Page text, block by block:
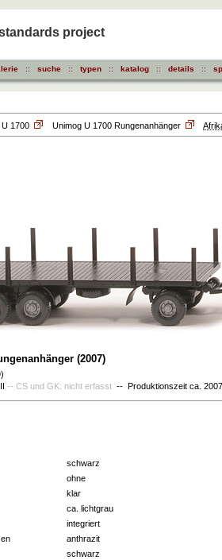
project
:: suche :: typen :: katalog :: details ::
1700 Unimog U 1700 Rungenanhänger
(2007)
-- CS und GK: nicht erfasst -- Produktionszeit ca. 2007
schwarz
ohne
klar
ca. lichtgrau
integriert
anthrazit
schwarz